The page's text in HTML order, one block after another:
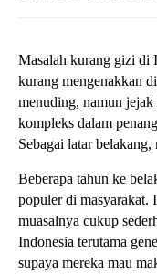
Masalah kurang gizi di
kurang mengenakkan
menuding, namun jejak
kompleks dalam
Sebagai latar
Beberapa tahun ke
populer di masyarakat.
muasalnya cukup
Indonesia terutama
supaya mereka mau